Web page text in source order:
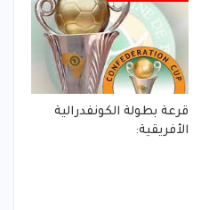
قرعة بطولة الكونفدرالية
الأفريقية: